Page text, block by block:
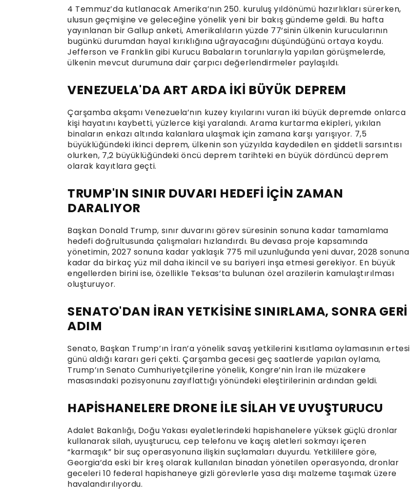
4 Temmuz’da kutlanacak Amerika’nın 250. kuruluş yıldönümü hazırlıkları sürerken,
ulusun geçmişine ve geleceğine yönelik yeni bir bakış gündeme geldi. Bu hafta
yayınlanan bir Gallup anketi, Amerikalıların yüzde 77’sinin ülkenin kurucularının
bugünkü durumdan hayal kırıklığına uğrayacağını düşündüğünü ortaya koydu.
Jefferson ve Franklin gibi Kurucu Babaların torunlarıyla yapılan görüşmelerde,
ülkenin mevcut durumuna dair çarpıcı değerlendirmeler paylaşıldı.
VENEZUELA'DA ART ARDA İKİ BÜYÜK DEPREM
Çarşamba akşamı Venezuela’nın kuzey kıyılarını vuran iki büyük depremde onlarca
kişi hayatını kaybetti, yüzlerce kişi yaralandı. Arama kurtarma ekipleri, yıkılan
binaların enkazı altında kalanlara ulaşmak için zamana karşı yarışıyor. 7,5
büyüklüğündeki ikinci deprem, ülkenin son yüzyılda kaydedilen en şiddetli sarsıntısı
olurken, 7,2 büyüklüğündeki öncü deprem tarihteki en büyük dördüncü deprem
olarak kayıtlara geçti.
TRUMP'IN SINIR DUVARI HEDEFİ İÇİN ZAMAN
DARALIYOR
Başkan Donald Trump, sınır duvarını görev süresinin sonuna kadar tamamlama
hedefi doğrultusunda çalışmaları hızlandırdı. Bu devasa proje kapsamında
yönetimin, 2027 sonuna kadar yaklaşık 775 mil uzunluğunda yeni duvar, 2028 sonuna
kadar da birkaç yüz mil daha ikincil ve su bariyeri inşa etmesi gerekiyor. En büyük
engellerden birini ise, özellikle Teksas’ta bulunan özel arazilerin kamulaştırılması
oluşturuyor.
SENATO'DAN İRAN YETKİSİNE SINIRLAMA, SONRA GERİ
ADIM
Senato, Başkan Trump’ın İran’a yönelik savaş yetkilerini kısıtlama oylamasının ertesi
günü aldığı kararı geri çekti. Çarşamba gecesi geç saatlerde yapılan oylama,
Trump’ın Senato Cumhuriyetçilerine yönelik, Kongre’nin İran ile müzakere
masasındaki pozisyonunu zayıflattığı yönündeki eleştirilerinin ardından geldi.
HAPİSHANELERE DRONE İLE SİLAH VE UYUŞTURUCU
Adalet Bakanlığı, Doğu Yakası eyaletlerindeki hapishanelere yüksek güçlü dronlar
kullanarak silah, uyuşturucu, cep telefonu ve kaçış aletleri sokmayı içeren
“karmaşık” bir suç operasyonuna ilişkin suçlamaları duyurdu. Yetkililere göre,
Georgia’da eski bir kreş olarak kullanılan binadan yönetilen operasyonda, dronlar
geceleri 10 federal hapishaneye gizli görevlerle yasa dışı malzeme taşımak üzere
havalandırılıyordu.